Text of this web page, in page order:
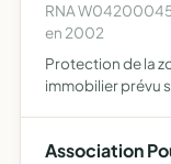
RNA
en 2002
Protection de la
immobilier prévu
Association